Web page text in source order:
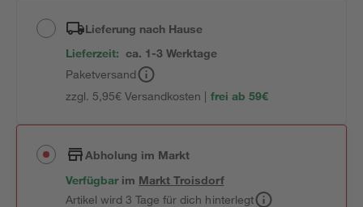
Lieferung nach Hause
Lieferzeit: ca. 1-3 Werktage
Paketversand
zzgl. 5,95€ Versandkosten | frei ab 59€
Abholung im Markt
Verfügbar im MarktTroisdorf
Artikel wird 3 Tage für dich hinterlegt